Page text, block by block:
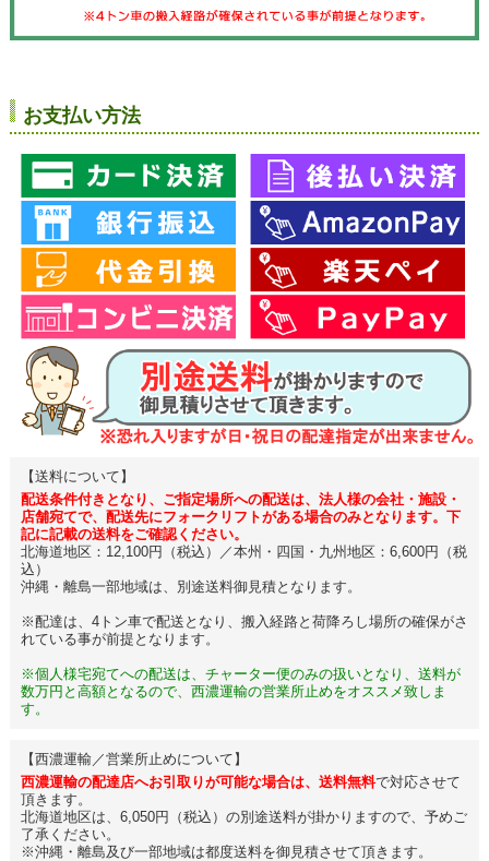
お支払い方法
【送料について】
配送条件付きとなり、ご指定場所への配送は、法人様の会社・施設・
店舗宛てで、配送先にフォークリフトがある場合のみとなります。下
記に記載の送料をご確認ください。
北海道地区：12,100円（税込）／本州・四国・九州地区：6,600円（税
込）
沖縄・離島一部地域は、別途送料御見積となります。
※配達は、4トン車で配送となり、搬入経路と荷降ろし場所の確保がさ
れている事が前提となります。
※個人様宅宛てへの配送は、チャーター便のみの扱いとなり、送料が
数万円と高額となるので、西濃運輸の営業所止めをオススメ致しま
す。
【西濃運輸／営業所止めについて】
西濃運輸の配達店へお引取りが可能な場合は、送料無料で対応させて
頂きます。
北海道地区は、6,050円（税込）の別途送料が掛かりますので、予めご
了承ください。
※沖縄・離島及び一部地域は都度送料を御見積させて頂きます。